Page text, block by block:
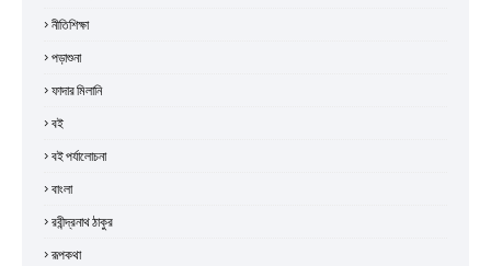
নীতিশিক্ষা
পড়াশুনা
ফাদার মিলানি
বই
বই পর্যালোচনা
বাংলা
রবীন্দ্রনাথ ঠাকুর
রূপকথা